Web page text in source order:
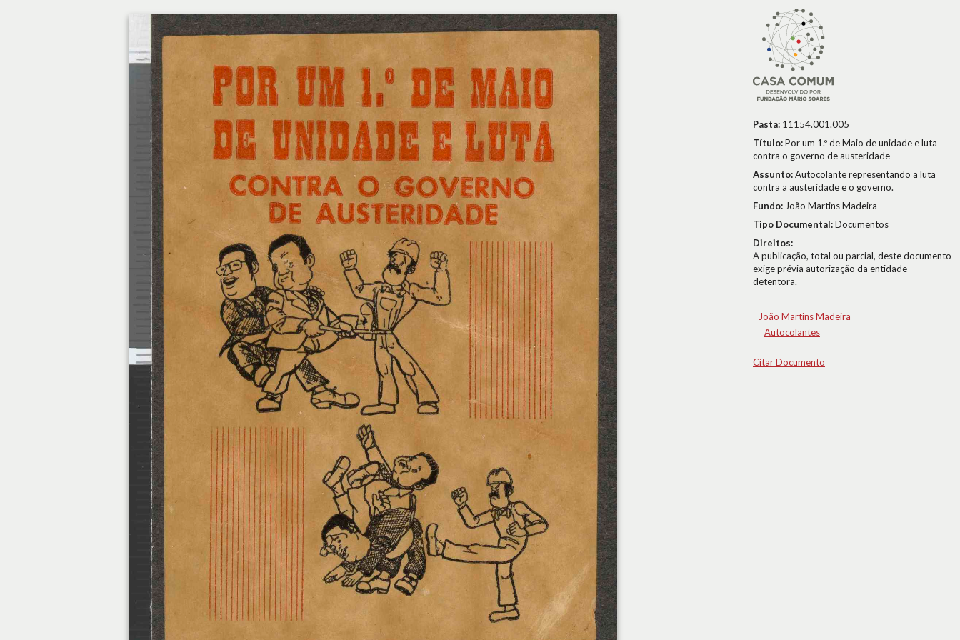
Pasta: 11154.001.005
Título:Por um 1.º de Maio de unidade e luta
contra o governo de austeridade
Assunto:Autocolante representando a luta
contra a austeridade e o governo.
Fundo: João Martins Madeira
Tipo Documental:Documentos
Direitos:
A publicação, total ou parcial, deste documento
exige prévia autorização da entidade
detentora.
João Martins Madeira
Autocolantes
Citar Documento